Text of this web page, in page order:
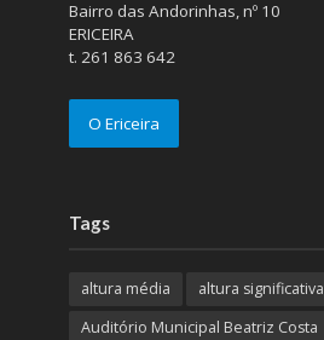
Bairro das Andorinhas, nº 10
ERICEIRA
t. 261 863 642
O Ericeira
Tags
altura média altura significativa
Auditório Municipal Beatriz Costa